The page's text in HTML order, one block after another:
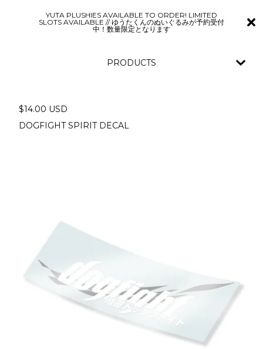
YUTA PLUSHIES AVAILABLE TO ORDER! LIMITED
SLOTS AVAILABLE // ゆうたくんのぬいぐるみが予約受付
中！数量限定となります
PRODUCTS
$14.00 USD
DOGFIGHT SPIRIT DECAL